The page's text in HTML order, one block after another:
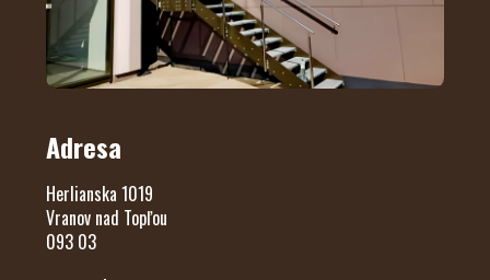
Adresa
Herlianska 1019
Vranov nad Topľou
093 03